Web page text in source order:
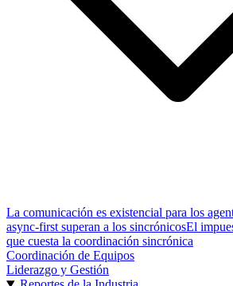
La comunicación es existencial para los
async-first superan a los sincrónicosEl
que cuesta la coordinación sincrónica
Coordinación de Equipos
Liderazgo y Gestión